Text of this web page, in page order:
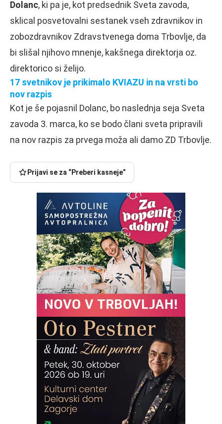
Dolanc, ki pa je, kot predsednik Sveta zavoda,
sklical posvetovalni sestanek vseh zdravnikov in
zobozdravnikov Zdravstvenega doma Trbovlje, da
bi slišal njihovo mnenje, kakšnega direktorja oz.
direktorico si želijo.
17 svetnikov je prikimalo KVIAZU in na vrsti bo
nov razpis
Kot je še pojasnil Dolanc, bo naslednja seja Sveta
zavoda 3. marca, ko se bodo člani sveta pripravili
na nov razpis za prvega moža ali damo ZD Trbovlje.
Prijavi se za “Preberi kasneje”